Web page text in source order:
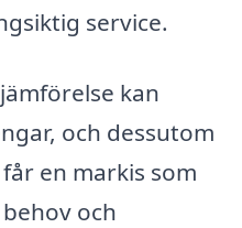
service.
kan
och dessutom
en markis som
och